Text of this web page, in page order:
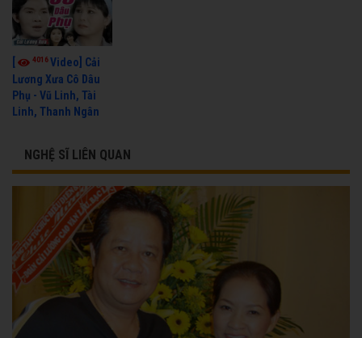
[ 4016Video] Cải
Lương Xưa Cô Dâu
Phụ - Vũ Linh, Tài
Linh, Thanh Ngân
NGHỆ SĨ LIÊN QUAN